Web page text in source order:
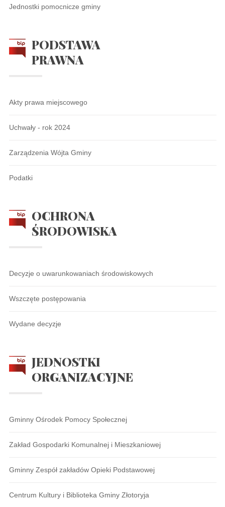
Jednostki pomocnicze gminy
PODSTAWA
PRAWNA
Akty prawa miejscowego
Uchwały - rok 2024
Zarządzenia Wójta Gminy
Podatki
OCHRONA
ŚRODOWISKA
Decyzje o uwarunkowaniach środowiskowych
Wszczęte postępowania
Wydane decyzje
JEDNOSTKI
ORGANIZACYJNE
Gminny Ośrodek Pomocy Społecznej
Zakład Gospodarki Komunalnej i Mieszkaniowej
Gminny Zespół zakładów Opieki Podstawowej
Centrum Kultury i Biblioteka Gminy Złotoryja